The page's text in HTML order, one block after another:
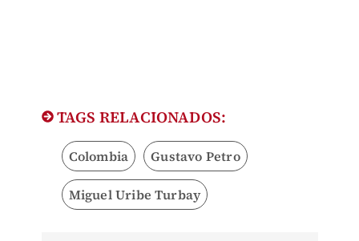
TAGS RELACIONADOS:
Colombia Gustavo Petro
Miguel Uribe Turbay